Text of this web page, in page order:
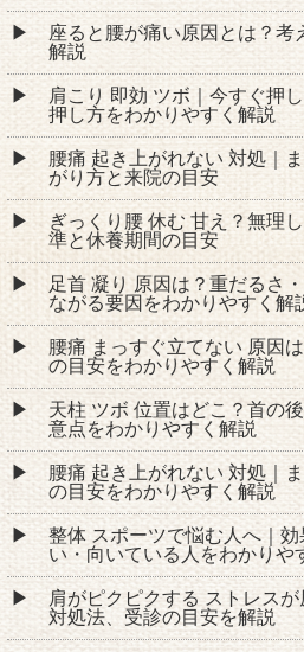
座ると腰が痛い原因とは？考
解説
肩こり 即効 ツボ｜今すぐ押
押し方をわかりやすく解説
腰痛 起き上がれない 対処｜
がり方と来院の目安
ぎっくり腰 休む 甘え？無理
準と休養期間の目安
足首 凝り 原因は？重だるさ
ながる要因をわかりやすく解
腰痛 まっすぐ立てない 原因
の目安をわかりやすく解説
天柱 ツボ 位置はどこ？首の
意点をわかりやすく解説
腰痛 起き上がれない 対処｜
の目安をわかりやすく解説
整体 スポーツで悩む人へ｜
い・向いている人をわかりや
肩がピクピクする ストレス
対処法、受診の目安を解説